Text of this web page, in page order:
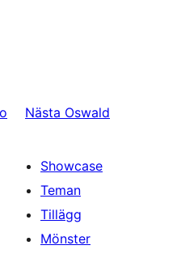
Nästa Oswald
Showcase
Teman
Tillägg
Mönster